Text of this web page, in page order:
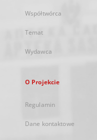
Współtwórca
Temat
Wydawca
O Projekcie
Regulamin
Dane kontaktowe